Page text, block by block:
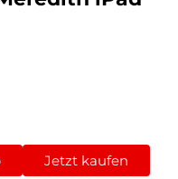
Jetzt kaufen